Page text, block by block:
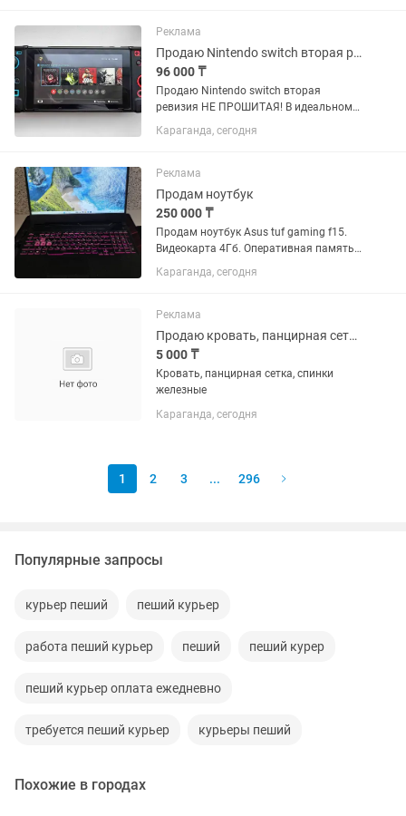
Реклама
Продаю Nintendo switch вторая ревизия
96 000 ₸
Продаю Nintendo switch вторая
ревизия НЕ ПРОШИТАЯ! В идеальном
состоянии,как купил всегда носил со
стеклом и защитным чехлом Полный
устройство,чехол есть в...
Караганда, сегодня
Реклама
Продам ноутбук
250 000 ₸
Продам ноутбук Asus tuf gaming f15.
Видеокарта 4Гб. Оперативная память
16Gb, внутренний SSD - 512Gb.
Остальные детали на фото. Ноутбук в
нареканий. Из минусов нет...
Караганда, сегодня
Реклама
Продаю кровать, панцирная сетка
5 000 ₸
Кровать, панцирная сетка, спинки
железные
Караганда, сегодня
1 2 3 ... 296
Популярные запросы
курьер пеший пеший курьер
работа пеший курьер пеший пеший курер
пеший курьер оплата ежедневно
требуется пеший курьер курьеры пеший
Похожие в городах